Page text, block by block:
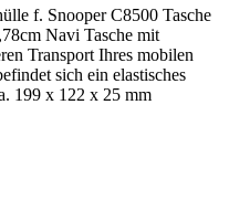
f. Snooper C8500 Tasche
Navi Tasche mit
Transport Ihres mobilen
sich ein elastisches
199 x 122 x 25 mm